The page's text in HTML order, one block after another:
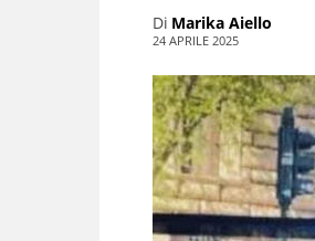
Di Marika Aiello
24 APRILE 2025